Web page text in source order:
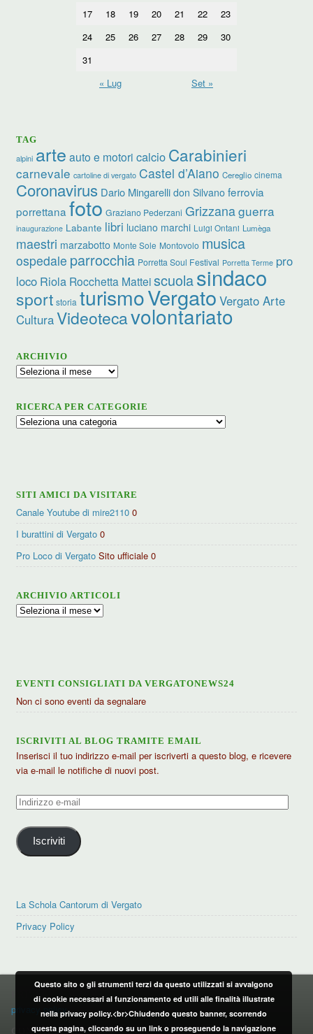
17
18 19 20 21 22
23
24
25 26 27 28 29
30
31
« Lug
Set »
TAG
alpini arte auto e motori calcio Carabinieri
carnevale cartoline di vergato Castel d’Aiano Cereglio cinema
Coronavirus Dario Mingarelli don Silvano ferrovia
porrettana foto Graziano Pederzani Grizzanaguerra
inaugurazione Labante libri luciano marchi Luigi Ontani Lumèga
maestri marzabotto Monte Sole Montovolo musica
ospedale parrocchia Porretta Soul Festival Porretta Terme pro
loco Riola Rocchetta Matteiscuolasindaco
sport storia turismoVergato Vergato Arte
CulturaVideotecavolontariato
ARCHIVIO
Archivio
RICERCA PER CATEGORIE
Ricerca
SITI AMICI DA VISITARE
Canale Youtube di mire2110 0
I burattini di Vergato 0
Pro Loco di Vergato Sito ufficiale 0
ARCHIVIO ARTICOLI
Archivio
EVENTI CONSIGLIATI DA VERGATONEWS24
Non ci sono eventi da segnalare
ISCRIVITI AL BLOG TRAMITE EMAIL
Inserisci il tuo indirizzo e-mail per iscriverti a questo blog, e ricevere
via e-mail le notifiche di nuovi post.
Indirizzo
mail
Iscriviti
La Schola Cantorum di Vergato
Privacy Policy
PRIVACY POLICY
privacy policy
CONTATTI:
Questo sito o gli strumenti terzi da questo utilizzati si avvalgono
di cookie necessari al funzionamento ed utili alle finalità illustrate
nella privacy policy.<br>Chiudendo questo banner, scorrendo
questa pagina, cliccando su un link o proseguendo la navigazione